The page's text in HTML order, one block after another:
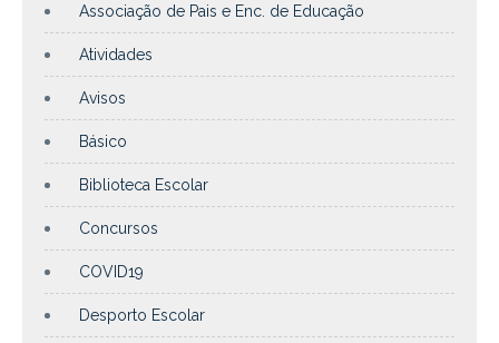
Associação de Pais e Enc. de Educação
Atividades
Avisos
Básico
Biblioteca Escolar
Concursos
COVID19
Desporto Escolar